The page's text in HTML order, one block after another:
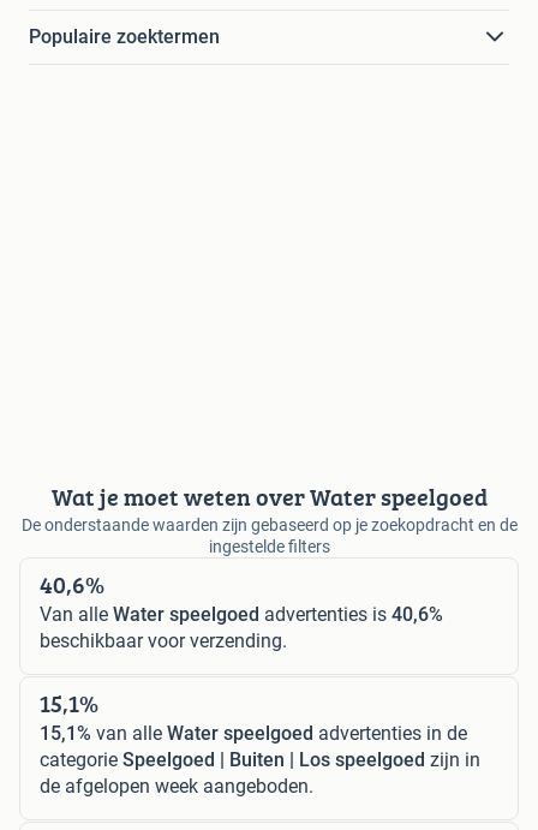
Populaire zoektermen
Wat je moet weten over Water speelgoed
De onderstaande waarden zijn gebaseerd op je zoekopdracht en de
ingestelde filters
40,6%
Van alle Water speelgoed advertenties is 40,6%
beschikbaar voor verzending.
15,1%
15,1% van alle Water speelgoed advertenties in de
categorie Speelgoed | Buiten | Los speelgoed zijn in
de afgelopen week aangeboden.